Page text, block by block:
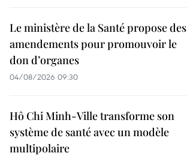
Le ministère de la Santé propose des
amendements pour promouvoir le
don d’organes
04/08/2026 09:30
Hô Chi Minh-Ville transforme son
système de santé avec un modèle
multipolaire